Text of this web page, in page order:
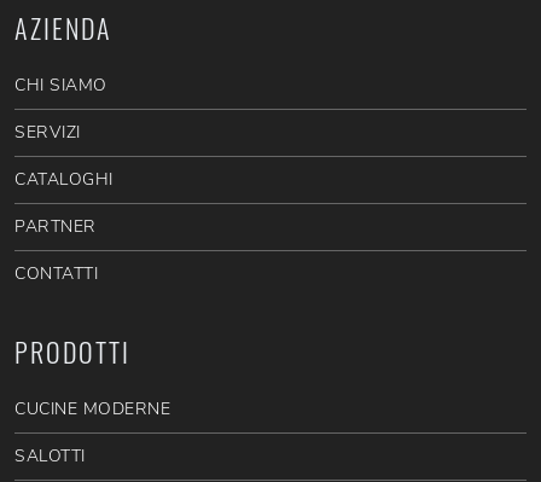
AZIENDA
CHI SIAMO
SERVIZI
CATALOGHI
PARTNER
CONTATTI
PRODOTTI
CUCINE MODERNE
SALOTTI